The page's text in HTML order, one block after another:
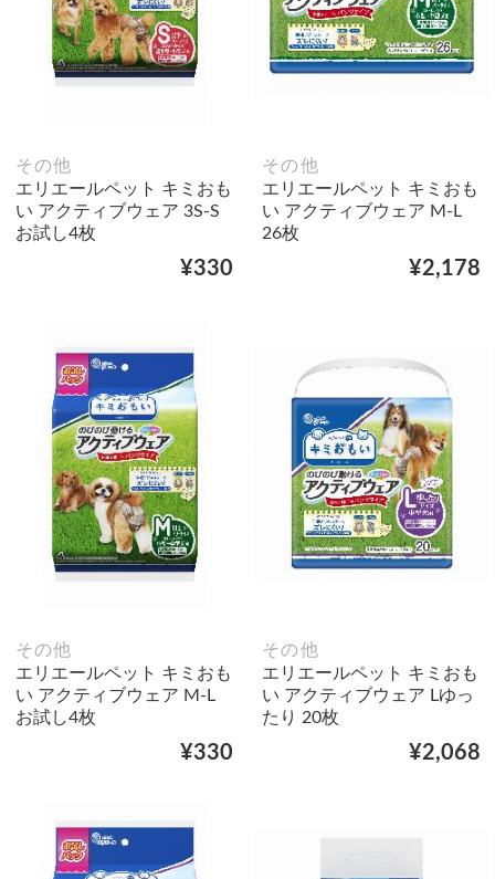
その他
エリエールペット キミおも
い アクティブウェア 3S‐S
お試し4枚
¥330
その他
エリエールペット キミおも
い アクティブウェア M‐L
26枚
¥2,178
その他
エリエールペット キミおも
い アクティブウェア M‐L
お試し4枚
¥330
その他
エリエールペット キミおも
い アクティブウェア Lゆっ
たり 20枚
¥2,068